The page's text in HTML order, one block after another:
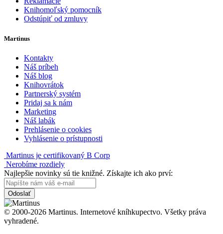
Knihomoľský pomocník
Odstúpiť od zmluvy
Martinus
Kontakty
Náš príbeh
Náš blog
Knihovrátok
Partnerský systém
Pridaj sa k nám
Marketing
Náš labák
Prehlásenie o cookies
Vyhlásenie o prístupnosti
Martinus je certifikovaný B Corp
Nerobíme rozdiely
Najlepšie novinky sú tie knižné. Získajte ich ako prví:
Odoslať
© 2000-2026 Martinus. Internetové kníhkupectvo. Všetky práva
vyhradené.